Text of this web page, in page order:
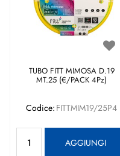
TUBO FITT MIMOSA D.19
MT.25 (€/PACK 4Pz)
Codice: FITTMIM19/25P4
AGGIUNGI